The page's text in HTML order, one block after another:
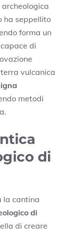
ha seppellito
forma un
di
vulcanica
metodi
di
la cantina
di
di creare